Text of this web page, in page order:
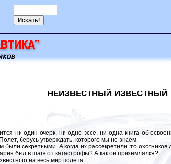
НЕИЗВЕСТНЫЙ ИЗВЕСТНЫЙ
ни один очерк, ни одно эссе, ни одна книга об
берусь утверждать, которого мы не знаем.
секретными. А когда их рассекретили, то охотников
был в шаге от катастрофы? А как он приземлялся?
на весь мир полета.